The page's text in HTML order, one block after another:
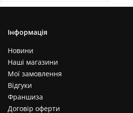
Інформація
Новини
Наші магазини
Мої замовлення
Відгуки
Франшиза
Договір оферти